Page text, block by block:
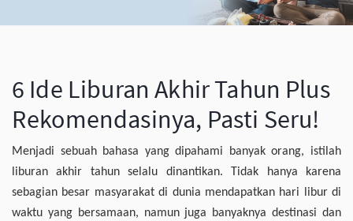
6 Ide Liburan Akhir Tahun Plus
Rekomendasinya, Pasti Seru!
Menjadi sebuah bahasa yang dipahami banyak orang, istilah
liburan akhir tahun selalu dinantikan. Tidak hanya karena
sebagian besar masyarakat di dunia mendapatkan hari libur di
waktu yang bersamaan, namun juga banyaknya destinasi dan